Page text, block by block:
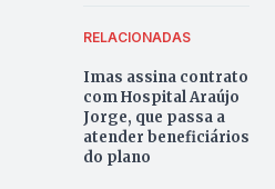
RELACIONADAS
Imas assina contrato
com Hospital Araújo
Jorge, que passa a
atender beneficiários
do plano